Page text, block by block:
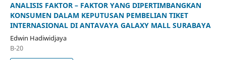
ANALISIS FAKTOR – FAKTOR YANG DIPERTIMBANGKAN
KONSUMEN DALAM KEPUTUSAN PEMBELIAN TIKET
INTERNASIONAL DI ANTAVAYA GALAXY MALL SURABAYA
Edwin Hadiwidjaya
B-20